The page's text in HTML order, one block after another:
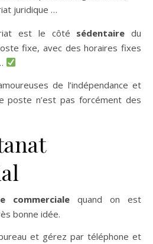
juridique …
est le côté sédentaire du
fixe, avec des horaires fixes
de l’indépendance et
poste n’est pas forcément des
commerciale quand on est
bonne idée.
et gérez par téléphone et